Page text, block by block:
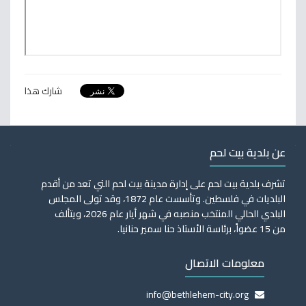
شارك هذا
عن بلدية بيت لحم
تشرف بلدية بيت لحم على إدارة مدينة بيت لحم التي تعد من أقدم
البلديات في فلسطين. وتأسست عام 1872، وقد تولى المجلس
البلدي الحالي المنتخب منصبه في شهر أيار عام 2026، ويتألف
من 15 عضواً، برئاسة الأستاذ حنا سمير حنانيا.
معلومات الاتصال
info@bethlehem-city.org